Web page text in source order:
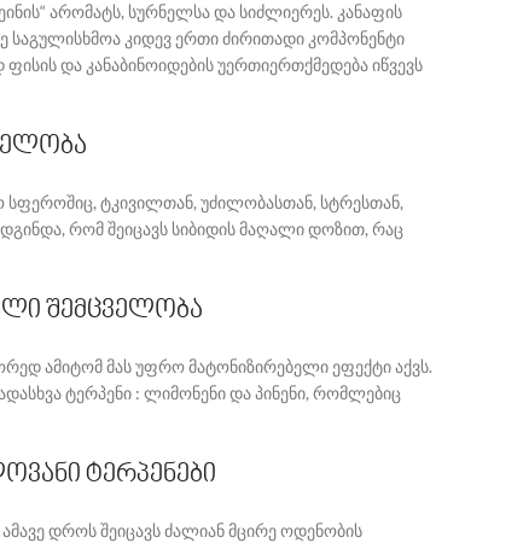
არომატს, სურნელსა და სიძლიერეს. კანაფის
საგულისხმოა კიდევ ერთი ძირითადი კომპონენტი
და კანაბინოიდების უერთიერთქმედება იწვევს
სფეროშიც, ტკივილთან, უძილობასთან, სტრესთან,
რომ შეიცავს სიბიდის მაღალი დოზით, რაც
შემცველობა
ამიტომ მას უფრო მატონიზირებელი ეფექტი აქვს.
ტერპენი : ლიმონენი და პინენი, რომლებიც
ტერპენები
დროს შეიცავს ძალიან მცირე ოდენობის